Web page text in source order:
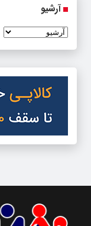
آرشیو